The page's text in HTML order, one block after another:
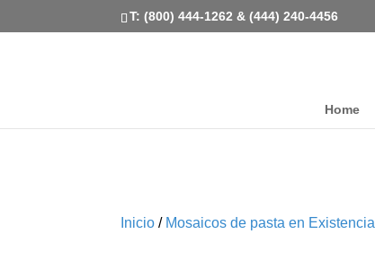
T: (800) 444-1262 & (444) 240-4456
Home
Inicio / Mosaicos de pasta en Existencia